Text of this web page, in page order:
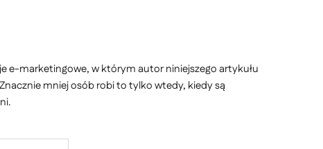
e-marketingowe, w którym autor niniejszego artykułu
mniej osób robi to tylko wtedy, kiedy są